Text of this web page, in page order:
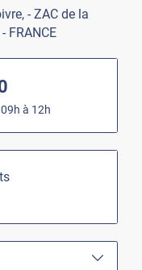
- ZAC de la
FRANCE
à 12h